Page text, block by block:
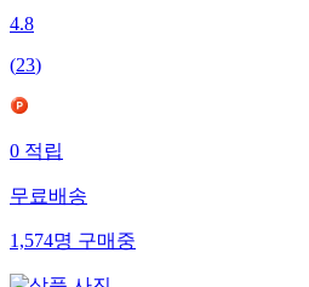
4.8
(23)
0적립
무료배송
1,574명구매중